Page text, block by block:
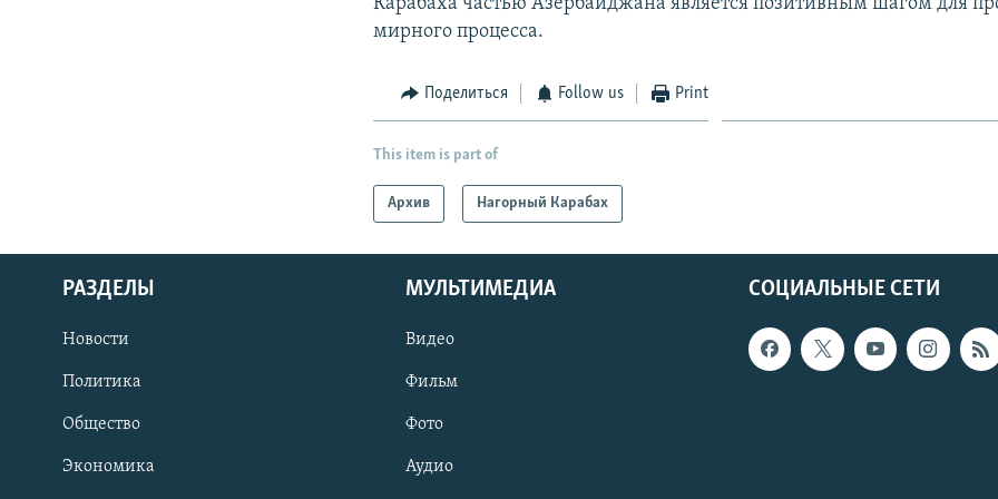
мирного процесса.
Поделиться Follow us Print
This item is part of
Архив Нагорный Карабах
СОЦИАЛЬНЫЕ СЕТИ
РАЗДЕЛЫ
Новости
Политика
Общество
Экономика
МУЛЬТИМЕДИА
Видео
Фильм
Фото
Аудио